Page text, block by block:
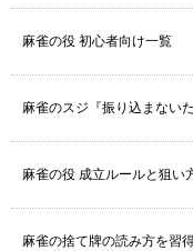
麻雀の役 初心者向け一覧
麻雀のスジ『振り込まない
麻雀の役 成立ルールと狙い
麻雀の捨て牌の読み方を習